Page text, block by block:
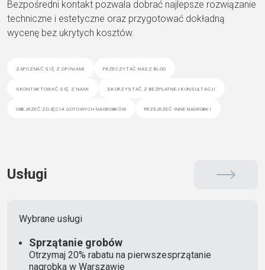
Bezpośredni kontakt pozwala dobrać najlepsze rozwiązanie
techniczne i estetyczne oraz przygotować dokładną
wycenę bez ukrytych kosztów.
zapoznać się z opiniami przeczytać nasz blog
skontaktować się z nami skorzystać z bezpłatnej konsultacji
obejrzeć zdjęcia gotowych nagrobków przejrzeć inne nagrobki
Usługi
Wybrane usługi
Sprzątanie grobów
Otrzymaj 20% rabatu na pierwszesprzątanie
nagrobka w Warszawie